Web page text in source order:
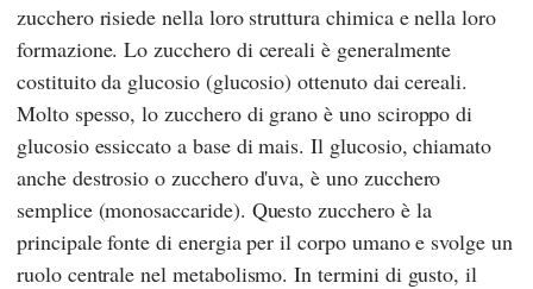
zucchero risiede nella loro struttura chimica e nella loro
formazione. Lo zucchero di cereali è generalmente
costituito da glucosio (glucosio) ottenuto dai cereali.
Molto spesso, lo zucchero di grano è uno sciroppo di
glucosio essiccato a base di mais. Il glucosio, chiamato
anche destrosio o zucchero d'uva, è uno zucchero
semplice (monosaccaride). Questo zucchero è la
principale fonte di energia per il corpo umano e svolge un
ruolo centrale nel metabolismo. In termini di gusto, il